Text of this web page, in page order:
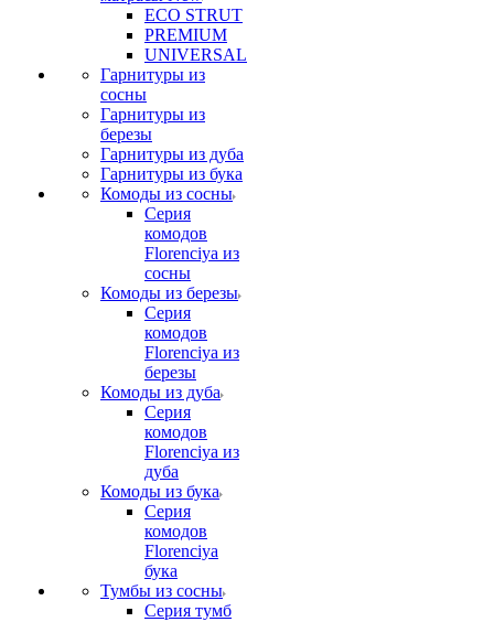
ECO STRUT
PREMIUM
UNIVERSAL
Гарнитуры из
сосны
Гарнитуры из
березы
Гарнитуры из дуба
Гарнитуры из бука
Комоды из сосны
Серия
комодов
Florenciya из
сосны
Комоды из березы
Серия
комодов
Florenciya из
березы
Комоды из дуба
Серия
комодов
Florenciya из
дуба
Комоды из бука
Серия
комодов
Florenciya
бука
Тумбы из сосны
Серия тумб